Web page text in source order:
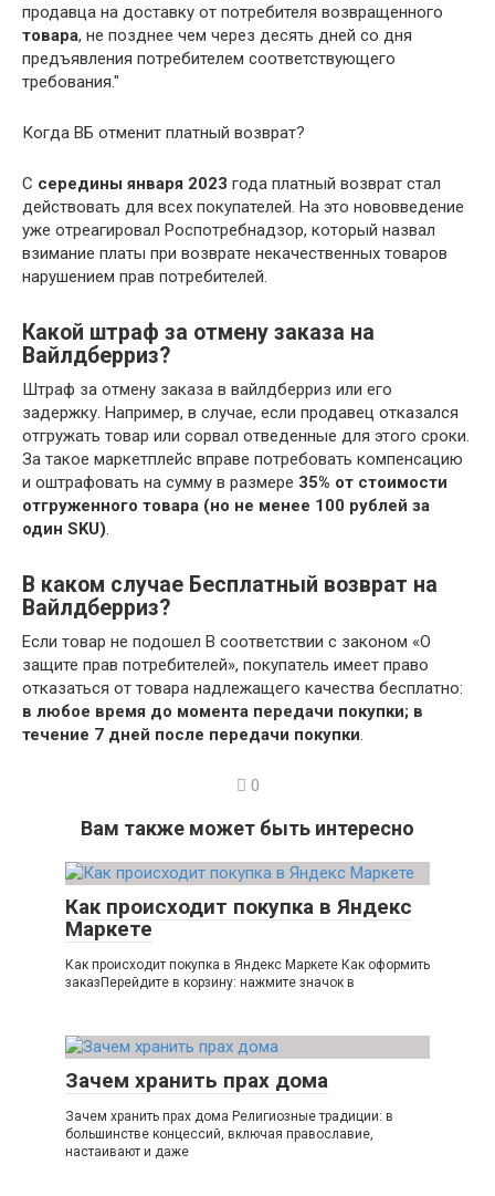
продавца на доставку от потребителя возвращенного
товара, не позднее чем через десять дней со дня
предъявления потребителем соответствующего
требования."
Когда ВБ отменит платный возврат?
С середины января 2023 года платный возврат стал
действовать для всех покупателей. На это нововведение
уже отреагировал Роспотребнадзор, который назвал
взимание платы при возврате некачественных товаров
нарушением прав потребителей.
Какой штраф за отмену заказа на
Вайлдберриз?
Штраф за отмену заказа в вайлдберриз или его
задержку. Например, в случае, если продавец отказался
отгружать товар или сорвал отведенные для этого сроки.
За такое маркетплейс вправе потребовать компенсацию
и оштрафовать на сумму в размере 35% от стоимости
отгруженного товара (но не менее 100 рублей за
один SKU).
В каком случае Бесплатный возврат на
Вайлдберриз?
Если товар не подошел В соответствии с законом «О
защите прав потребителей», покупатель имеет право
отказаться от товара надлежащего качества бесплатно:
в любое время до момента передачи покупки; в
течение 7 дней после передачи покупки.
0
Вам также может быть интересно
Как происходит покупка в Яндекс
Маркете
Как происходит покупка в Яндекс Маркете Как оформить
заказПерейдите в корзину: нажмите значок в
Зачем хранить прах дома
Зачем хранить прах дома Религиозные традиции: в
большинстве концессий, включая православие,
настаивают и даже